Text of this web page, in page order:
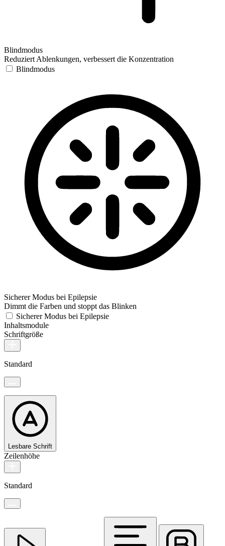
Blindmodus
Reduziert Ablenkungen, verbessert die Konzentration
Blindmodus
Sicherer Modus bei Epilepsie
Dimmt die Farben und stoppt das Blinken
Sicherer Modus bei Epilepsie
Inhaltsmodule
Schriftgröße
Standard
Lesbare Schrift
Zeilenhöhe
Standard